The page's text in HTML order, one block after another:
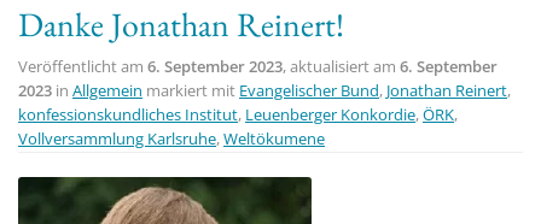
Danke Jonathan Reinert!
Veröffentlicht am 6. September 2023, aktualisiert am 6. September
2023 in Allgemein markiert mit Evangelischer Bund, Jonathan Reinert,
konfessionskundliches Institut, Leuenberger Konkordie,ÖRK,
Vollversammlung Karlsruhe,Weltökumene